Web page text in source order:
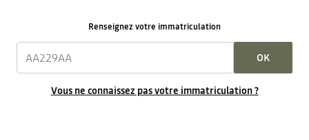
Renseignez votre immatriculation
OK
Vous ne connaissez pas votre immatriculation ?